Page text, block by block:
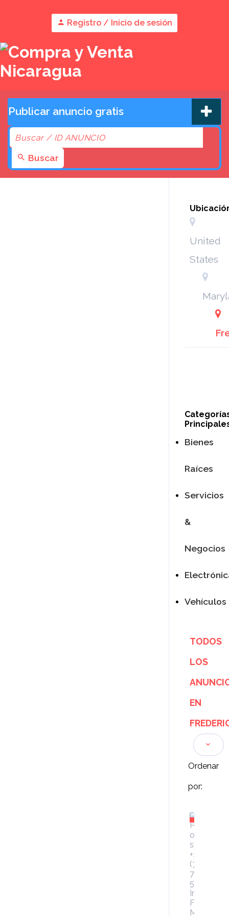
Registro / Inicio de sesión
Publicar anuncio gratis
Buscar
United
States
Bienes
Raíces
Servicios
&
Negocios
Vehículos
TODOS
LOS
EN
Ordenar
por: